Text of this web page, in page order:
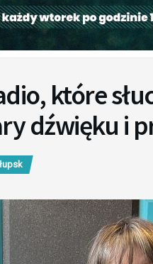
które
dźwięku i